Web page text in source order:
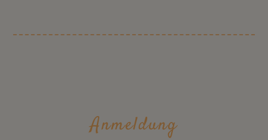
Anmeldung